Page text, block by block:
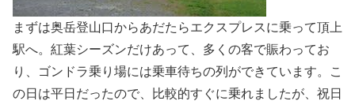
まずは奥岳登山口からあだたらエクスプレスに乗って頂上
駅へ。紅葉シーズンだけあって、多くの客で賑わってお
り、ゴンドラ乗り場には乗車待ちの列ができています。こ
の日は平日だったので、比較的すぐに乗れましたが、祝日